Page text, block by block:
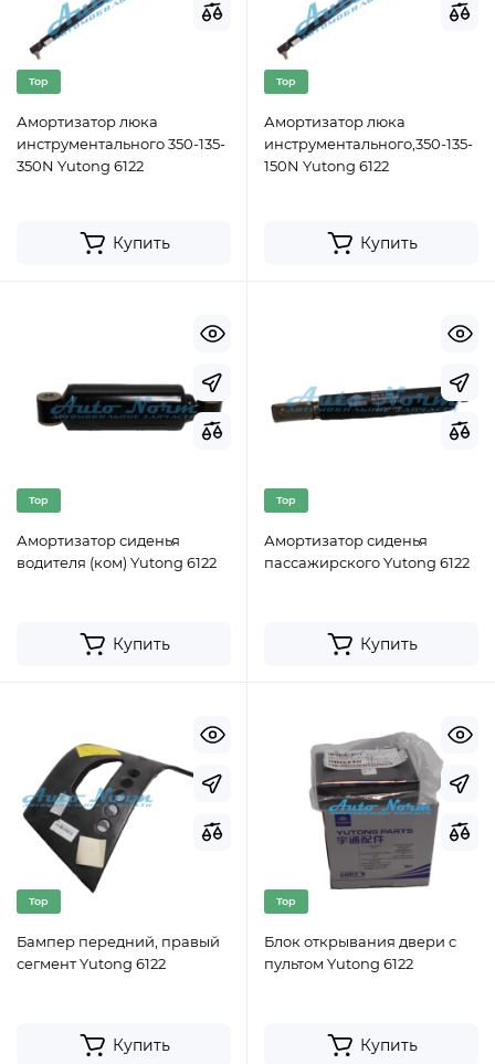
Top
Амортизатор люка
инструментального 350-135-
350N Yutong 6122
Купить
Top
Амортизатор люка
инструментального,350-135-
150N Yutong 6122
Купить
Top
Амортизатор сиденья
водителя (ком) Yutong 6122
Купить
Top
Амортизатор сиденья
пассажирского Yutong 6122
Купить
Top
Бампер передний, правый
сегмент Yutong 6122
Купить
Top
Блок открывания двери с
пультом Yutong 6122
Купить